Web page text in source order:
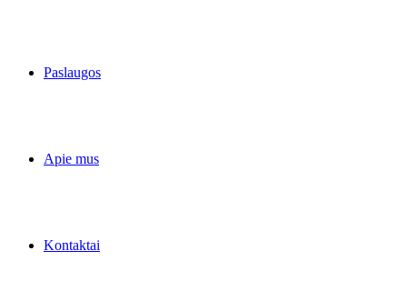
Paslaugos
Apie mus
Kontaktai